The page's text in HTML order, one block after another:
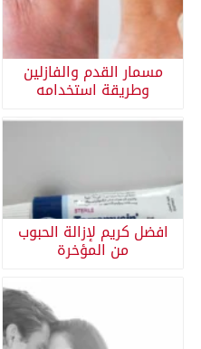
مسمار القدم والفازلين
وطريقة استخدامه
افضل كريم لإزالة الحبوب
من المؤخرة